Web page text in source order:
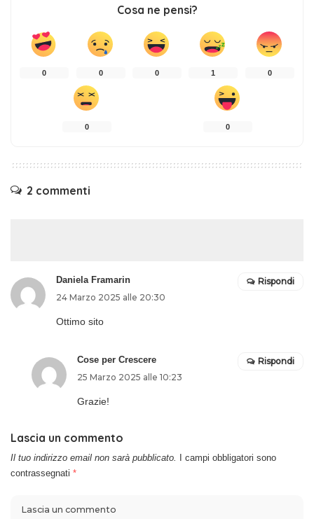
Cosa ne pensi?
0 0 0 1 0
0 0
2 commenti
Daniela Framarin
24 Marzo 2025 alle 20:30
Ottimo sito
Rispondi
Cose per Crescere
25 Marzo 2025 alle 10:23
Grazie!
Rispondi
Lascia un commento
Il tuo indirizzo email non sarà pubblicato.
I campi obbligatori sono
contrassegnati *